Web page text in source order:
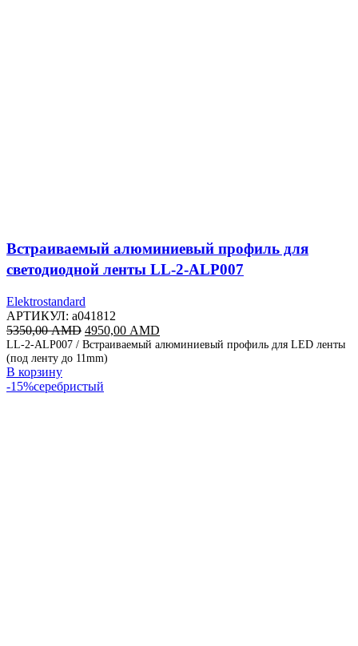
Встраиваемый алюминиевый профиль для
светодиодной ленты LL-2-ALP007
Elektrostandard
АРТИКУЛ: a041812
5350,00AMD Первоначальная
цена
составляла
4950,00 AMD
цена:
LL-2-ALP007 / Встраиваемый алюминиевый профиль для LED ленты
(под ленту до 11mm)
В корзину
-15%серебристый